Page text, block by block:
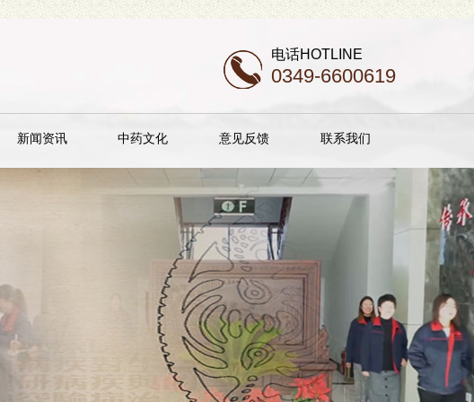
电话HOTLINE
0349-6600619
新闻资讯 中药文化 意见反馈 联系我们